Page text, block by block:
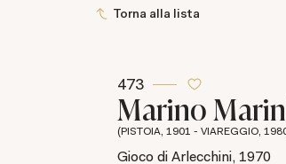
Torna alla lista
473
Marino
(PISTOIA, 1901 - VIAREGGIO,
Gioco di Arlecchini, 1970